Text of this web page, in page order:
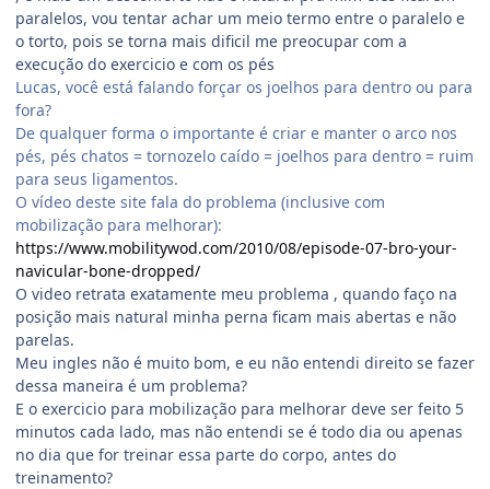
paralelos, vou tentar achar um meio termo entre o paralelo e
o torto, pois se torna mais dificil me preocupar com a
execução do exercicio e com os pés
Lucas, você está falando forçar os joelhos para dentro ou para
fora?
De qualquer forma o importante é criar e manter o arco nos
pés, pés chatos = tornozelo caído = joelhos para dentro = ruim
para seus ligamentos.
O vídeo deste site fala do problema (inclusive com
mobilização para melhorar):
https://www.mobilitywod.com/2010/08/episode-07-bro-your-
navicular-bone-dropped/
O video retrata exatamente meu problema , quando faço na
posição mais natural minha perna ficam mais abertas e não
parelas.
Meu ingles não é muito bom, e eu não entendi direito se fazer
dessa maneira é um problema?
E o exercicio para mobilização para melhorar deve ser feito 5
minutos cada lado, mas não entendi se é todo dia ou apenas
no dia que for treinar essa parte do corpo, antes do
treinamento?